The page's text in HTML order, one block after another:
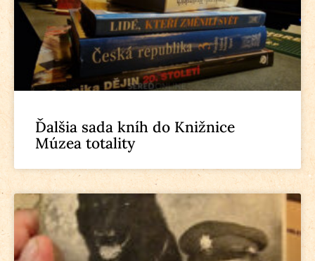
Ďalšia sada kníh do Knižnice
Múzea totality